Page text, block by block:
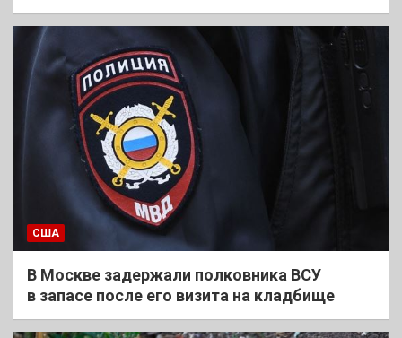
США
В Москве задержали полковника ВСУ
в запасе после его визита на кладбище